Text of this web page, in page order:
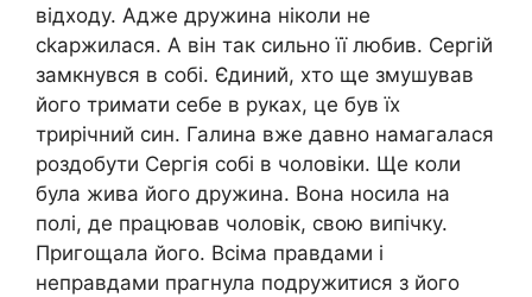
відходу. Адже дружина ніколи не
сkаржилася. А він так сильно її любив. Сергій
замкнувся в собі. Єдиний, хто ще змушував
його тримати себе в руках, це був їх
трирічний син. Галина вже давно намагалася
роздобути Сергія собі в чоловіки. Ще коли
була жива його дружина. Вона носила на
полі, де працював чоловік, свою випічку.
Пригощала його. Всіма правдами і
неправдами прагнула подружитися з його